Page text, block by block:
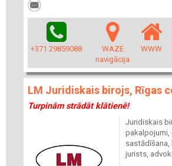
+371 29859088
WAZE
navigācija
WWW
LM Juridiskais birojs, Rīgas
Turpinām strādāt klātienē!
Juridiskais
pakalpojumi,
sastādīšana,
jurists,